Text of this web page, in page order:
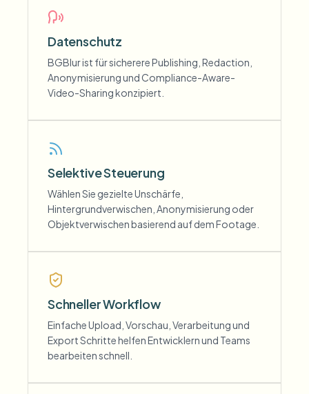
Datenschutz
BGBlur ist für sicherere Publishing, Redaction,
Anonymisierung und Compliance-Aware-
Video-Sharing konzipiert.
Selektive Steuerung
Wählen Sie gezielte Unschärfe,
Hintergrundverwischen, Anonymisierung oder
Objektverwischen basierend auf dem Footage.
Schneller Workflow
Einfache Upload, Vorschau, Verarbeitung und
Export Schritte helfen Entwicklern und Teams
bearbeiten schnell.